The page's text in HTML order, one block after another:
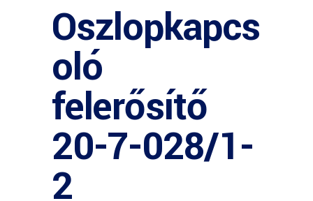
Oszlopkapcs
oló
felerősítő
20-7-028/1-
2